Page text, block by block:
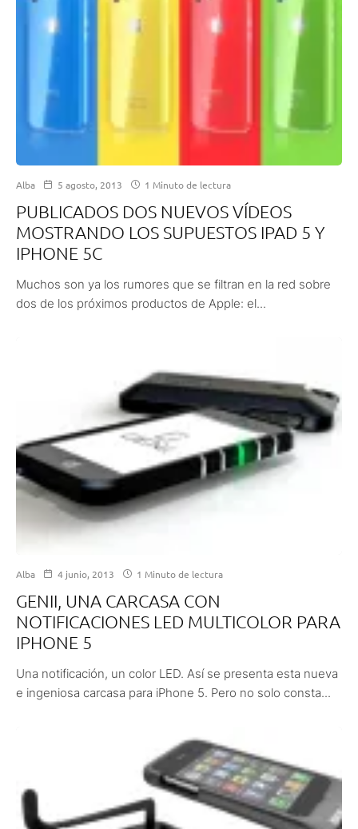
Alba 5 agosto, 2013 1 Minuto de lectura
PUBLICADOS DOS NUEVOS VÍDEOS
MOSTRANDO LOS SUPUESTOS IPAD 5 Y
IPHONE 5C
Muchos son ya los rumores que se filtran en la red sobre
dos de los próximos productos de Apple: el...
Alba 4 junio, 2013 1 Minuto de lectura
GENII, UNA CARCASA CON
NOTIFICACIONES LED MULTICOLOR PARA
IPHONE 5
Una notificación, un color LED. Así se presenta esta nueva
e ingeniosa carcasa para iPhone 5. Pero no solo consta...